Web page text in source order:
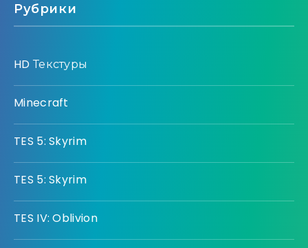
Рубрики
HD Текстуры
Minecraft
TES 5: Skyrim
TES 5: Skyrim
TES IV: Oblivion